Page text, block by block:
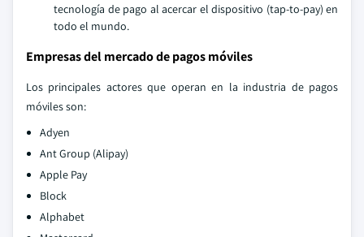
tecnología de pago al acercar el dispositivo (tap-to-pay) en
todo el mundo.
Empresas del mercado de pagos móviles
Los principales actores que operan en la industria de pagos
móviles son:
Adyen
Ant Group (Alipay)
Apple Pay
Block
Alphabet